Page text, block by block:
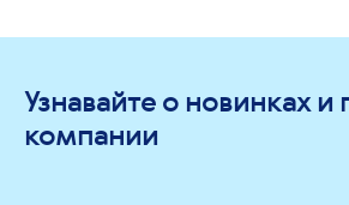
Узнавайте о новинках и
компании